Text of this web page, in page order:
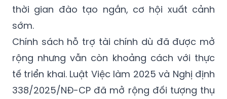
thời gian đào tạo ngắn, cơ hội xuất cảnh
sớm.
Chính sách hỗ trợ tài chính dù đã được mở
rộng nhưng vẫn còn khoảng cách với thực
tế triển khai. Luật Việc làm 2025 và Nghị định
338/2025/NĐ-CP đã mở rộng đối tượng thụ